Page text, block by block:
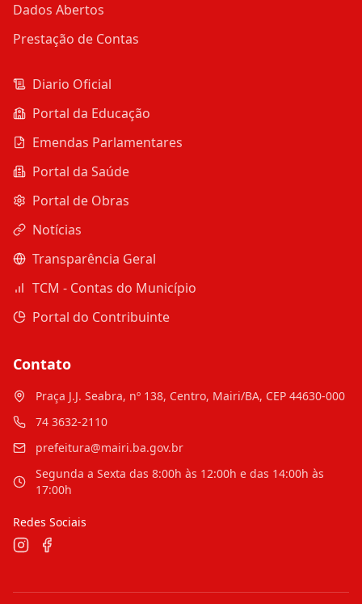
Dados Abertos
Prestação de Contas
Diario Oficial
Portal da Educação
Emendas Parlamentares
Portal da Saúde
Portal de Obras
Notícias
Transparência Geral
TCM - Contas do Município
Portal do Contribuinte
Contato
Praça J.J. Seabra, nº 138, Centro, Mairi/BA, CEP 44630-000
74 3632-2110
prefeitura@mairi.ba.gov.br
Segunda a Sexta das 8:00h às 12:00h e das 14:00h às
17:00h
Redes Sociais